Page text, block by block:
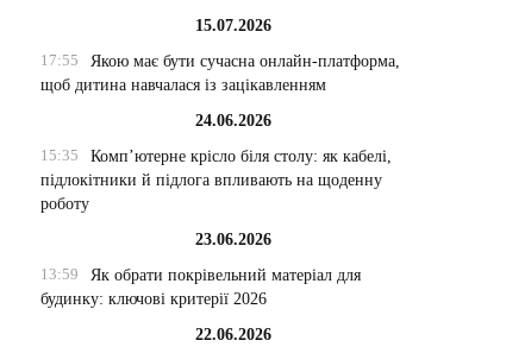
15.07.2026
17:55
Якою має бути сучасна онлайн-платформа,
щоб дитина навчалася із зацікавленням
24.06.2026
15:35
Комп’ютерне крісло біля столу: як кабелі,
підлокітники й підлога впливають на щоденну
роботу
23.06.2026
13:59
Як обрати покрівельний матеріал для
будинку: ключові критерії 2026
22.06.2026